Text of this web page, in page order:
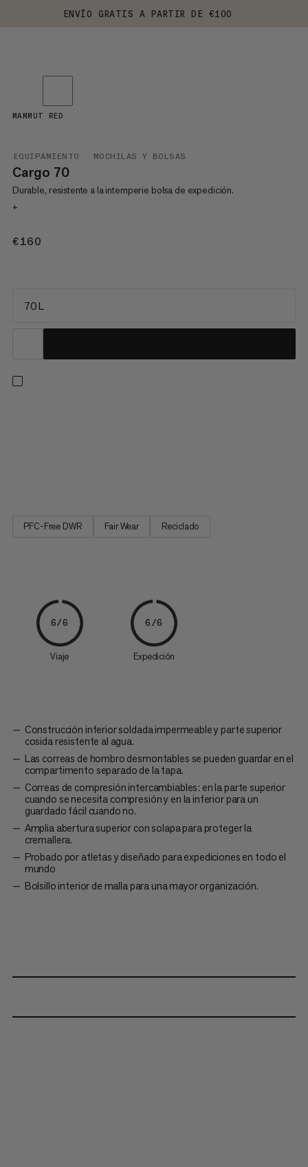
ENVÍO GRATIS A PARTIR DE €100
EQUIPAMIENTO MOCHILAS Y BOLSAS
Cargo 70
Durable, resistente a la intemperie bolsa de expedición.
+
€160
MAMMUT RED
70 L
PFC-Free DWR Fair Wear Reciclado
6/6
Viaje
6/6
Expedición
Construcción inferior soldada impermeable y parte superior
cosida resistente al agua.
Las correas de hombro desmontables se pueden guardar en el
compartimento separado de la tapa.
Correas de compresión intercambiables: en la parte superior
cuando se necesita compresión y en la inferior para un
guardado fácil cuando no.
Amplia abertura superior con solapa para proteger la
cremallera.
Probado por atletas y diseñado para expediciones en todo el
mundo
Bolsillo interior de malla para una mayor organización.